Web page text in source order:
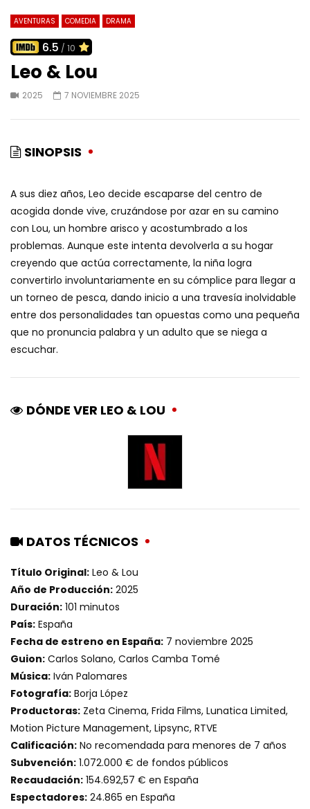
AVENTURAS COMEDIA DRAMA
6.5 / 10
Leo & Lou
2025 7 NOVIEMBRE 2025
SINOPSIS
A sus diez años, Leo decide escaparse del centro de
acogida donde vive, cruzándose por azar en su camino
con Lou, un hombre arisco y acostumbrado a los
problemas. Aunque este intenta devolverla a su hogar
creyendo que actúa correctamente, la niña logra
convertirlo involuntariamente en su cómplice para llegar a
un torneo de pesca, dando inicio a una travesía inolvidable
entre dos personalidades tan opuestas como una pequeña
que no pronuncia palabra y un adulto que se niega a
escuchar.
DÓNDE VER LEO & LOU
DATOS TÉCNICOS
Título Original: Leo & Lou
Año de Producción: 2025
Duración: 101 minutos
País: España
Fecha de estreno en España: 7 noviembre 2025
Guion: Carlos Solano, Carlos Camba Tomé
Música: Iván Palomares
Fotografía: Borja López
Productoras: Zeta Cinema, Frida Films, Lunatica Limited,
Motion Picture Management, Lipsync, RTVE
Calificación: No recomendada para menores de 7 años
Subvención: 1.072.000 € de fondos públicos
Recaudación: 154.692,57 € en España
Espectadores: 24.865 en España